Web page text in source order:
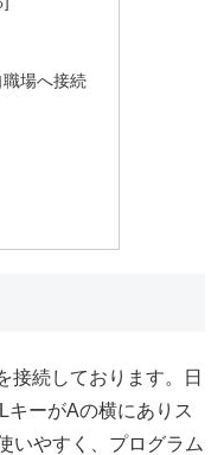
場へ接続
接続しております。日
キーがAの横にありス
いやすく、プログラム